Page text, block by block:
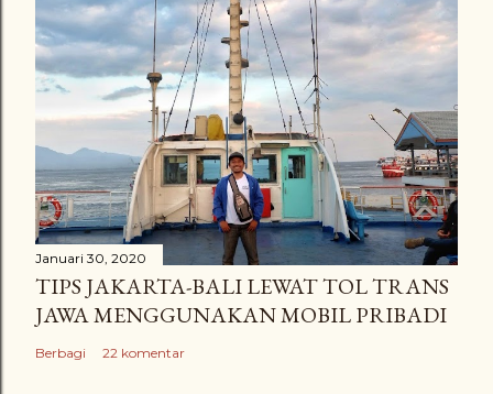
Januari 30, 2020
TIPS JAKARTA-BALI LEWAT TOL TRANS
JAWA MENGGUNAKAN MOBIL PRIBADI
Berbagi 22 komentar